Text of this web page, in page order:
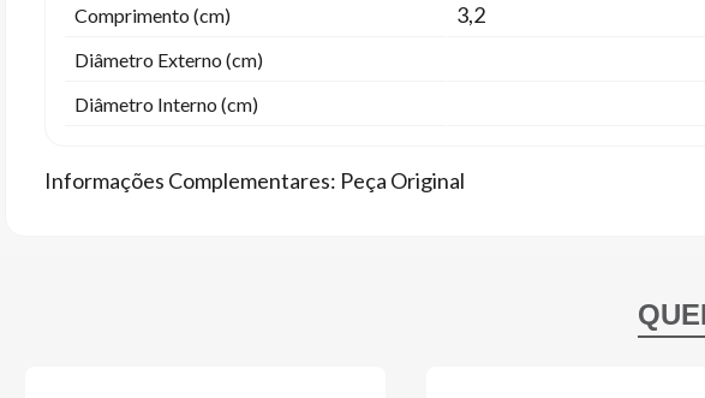
Comprimento (cm) 3,2
Diâmetro Externo (cm)
Diâmetro Interno (cm)
Informações Complementares: Peça Original